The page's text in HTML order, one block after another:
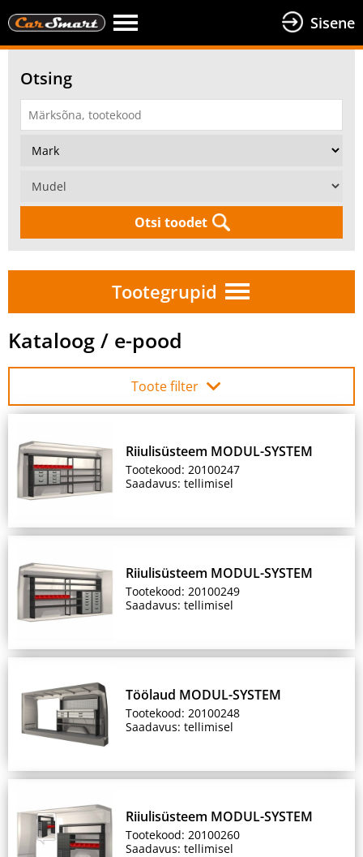
Sisene
Otsing
Otsi toodet
Tootegrupid
Kataloog / e-pood
Toote filter
Riiulisüsteem MODUL-SYSTEM
Tootekood: 20100247
Saadavus: tellimisel
Riiulisüsteem MODUL-SYSTEM
Tootekood: 20100249
Saadavus: tellimisel
Töölaud MODUL-SYSTEM
Tootekood: 20100248
Saadavus: tellimisel
Riiulisüsteem MODUL-SYSTEM
Tootekood: 20100260
Saadavus: tellimisel